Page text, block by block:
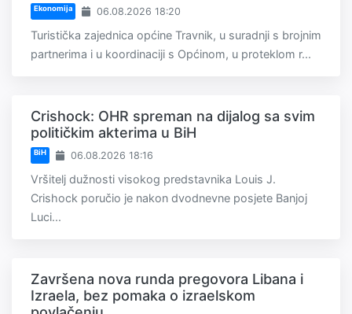
Ekonomija 06.08.2026 18:20
Turistička zajednica općine Travnik, u suradnji s brojnim
partnerima i u koordinaciji s Općinom, u proteklom r...
Crishock: OHR spreman na dijalog sa svim
političkim akterima u BiH
BiH 06.08.2026 18:16
Vršitelj dužnosti visokog predstavnika Louis J.
Crishock poručio je nakon dvodnevne posjete Banjoj
Luci...
Završena nova runda pregovora Libana i
Izraela, bez pomaka o izraelskom